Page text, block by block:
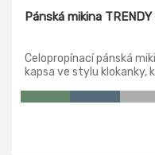
Pánská mikina
Celopropínací pánská
kapsa ve stylu klokanky,